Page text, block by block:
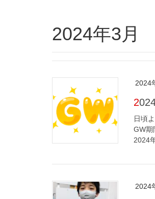
2024年3月
2024
日頃
GW期
2024
2024